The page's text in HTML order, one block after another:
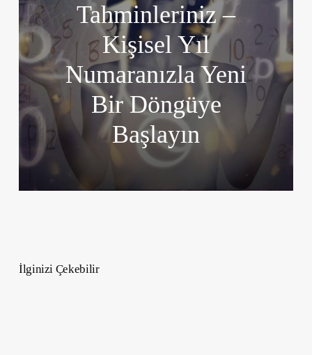
Tahminleriniz –
Kişisel Yıl
Numaranızla Yeni
Bir Döngüye
Başlayın
İlginizi Çekebilir